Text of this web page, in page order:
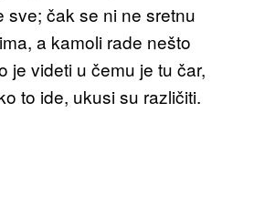
sve; čak se ni ne sretnu
a kamoli rade nešto
je videti u čemu je tu čar,
to ide, ukusi su različiti.